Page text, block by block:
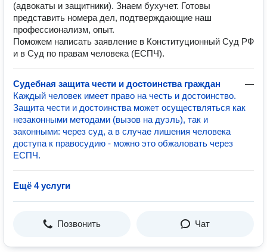
(адвокаты и защитники). Знаем бухучет. Готовы
представить номера дел, подтверждающие наш
профессионализм, опыт.
Поможем написать заявление в Конституционный Суд РФ
и в Суд по правам человека (ЕСПЧ).
Судебная защита чести и достоинства граждан
—
Каждый человек имеет право на честь и достоинство.
Защита чести и достоинства может осуществляться как
незаконными методами (вызов на дуэль), так и
законными: через суд, а в случае лишения человека
доступа к правосудию - можно это обжаловать через
ЕСПЧ.
Ещё 4 услуги
Позвонить Чат